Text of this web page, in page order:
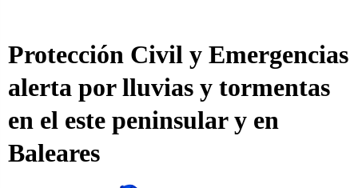
Protección Civil y Emergencias
alerta por lluvias y tormentas
en el este peninsular y en
Baleares